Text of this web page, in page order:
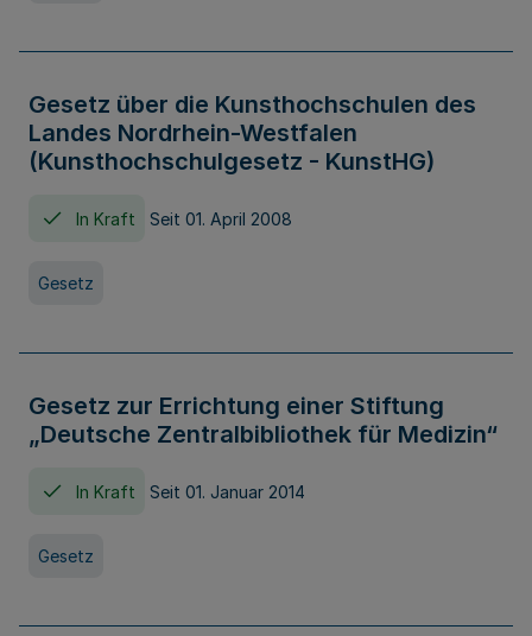
Gesetz über die Kunsthochschulen des
Landes Nordrhein-Westfalen
(Kunsthochschulgesetz - KunstHG)
In Kraft Seit 01. April 2008
Gesetz
Gesetz zur Errichtung einer Stiftung
„Deutsche Zentralbibliothek für Medizin“
In Kraft Seit 01. Januar 2014
Gesetz